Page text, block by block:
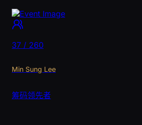
37 / 260
Min Sung Lee
筹码领先者